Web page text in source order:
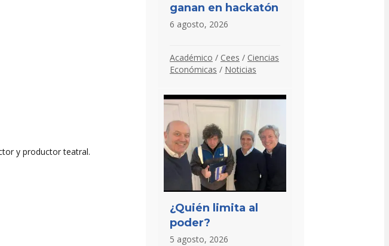
y productor teatral.
ganan en hackatón
6 agosto, 2026
Académico / Cees / Ciencias
Económicas / Noticias
¿Quién limita al
poder?
5 agosto, 2026